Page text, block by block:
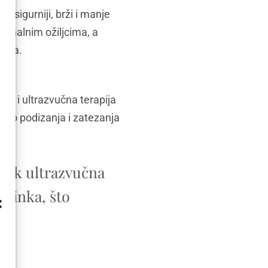
sigurniji, brži i manje
ožiljcima, a
i ultrazvučna terapija
do podizanja i zatezanja
ultrazvučna
što